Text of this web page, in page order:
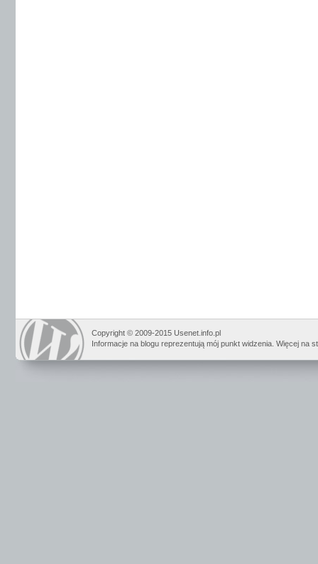
Copyright © 2009-2015 Usenet.info.pl
Informacje na blogu reprezentują mój punkt widzenia. Więcej na